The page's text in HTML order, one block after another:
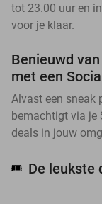
tot 23.00 uur en
voor je klaar.
Benieuwd
met een
Alvast een sneak
bemachtigt via je
deals in jouw
🎟️ De leukste